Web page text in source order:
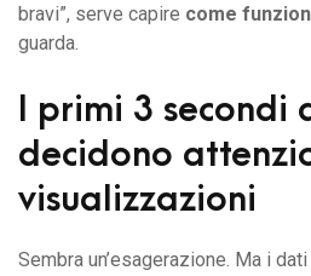
bravi”, serve capire come
guarda.
I primi 3 secondi
decidono
visualizzazioni
Sembra un’esagerazione. Ma i